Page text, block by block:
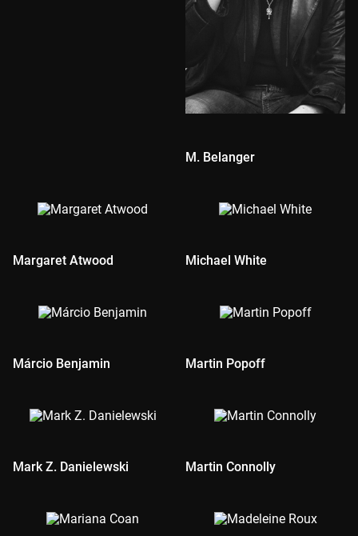
M. Belanger
Margaret Atwood Michael White
Márcio Benjamin Martin Popoff
Mark Z. Danielewski Martin Connolly